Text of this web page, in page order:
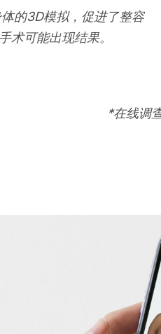
的3D模拟，促进了整容
术可能出现结果。
*在线调